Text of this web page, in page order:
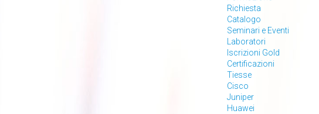
Richiesta
Catalogo
Seminari e Eventi
Laboratori
Iscrizioni Gold
Certificazioni
Tiesse
Cisco
Juniper
Huawei